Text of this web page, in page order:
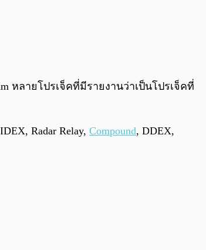
หลายโปรเจ็คที่มีรายงานว่าเป็นโปรเจ็คที่
Radar Relay, Compound, DDEX,